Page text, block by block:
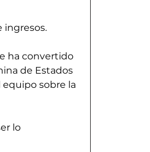
ingresos.
ha convertido
de Estados
sobre la
lo